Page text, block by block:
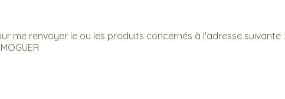
me renvoyer le ou les produits concernés à l'adresse suivante :